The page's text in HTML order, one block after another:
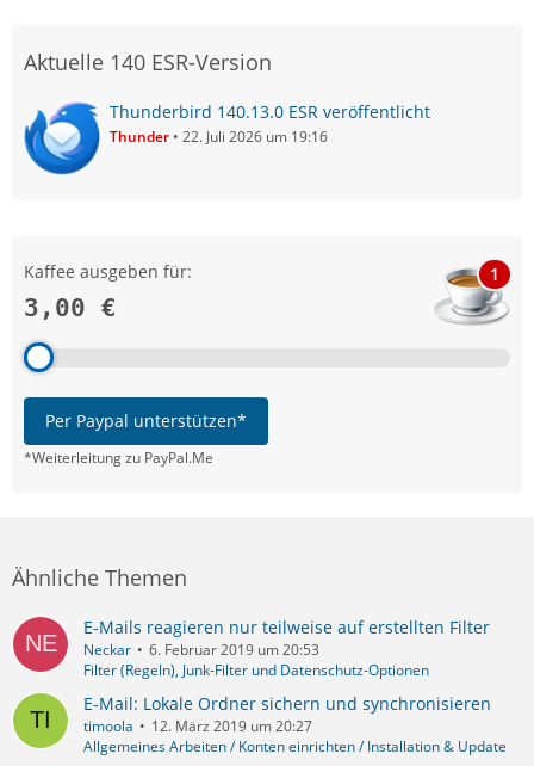
Aktuelle 140 ESR-Version
Thunderbird 140.13.0 ESR veröffentlicht
Thunder 22. Juli 2026 um 19:16
Kaffee ausgeben für:
3,00 €
1
Per Paypal unterstützen*
*Weiterleitung zu PayPal.Me
Ähnliche Themen
E-Mails reagieren nur teilweise auf erstellten Filter
Neckar
6. Februar 2019 um 20:53
Filter (Regeln), Junk-Filter und Datenschutz-Optionen
E-Mail: Lokale Ordner sichern und synchronisieren
timoola
12. März 2019 um 20:27
Allgemeines Arbeiten / Konten einrichten / Installation & Update